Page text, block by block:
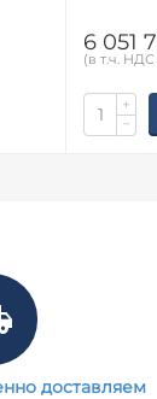
6 051
(в т.ч. НДС
+
−
доставляем